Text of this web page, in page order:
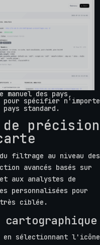
des pays,
pour spécifier n'importe
standard.
précision
filtrage au niveau des
avancés basés sur
aux analystes de
personnalisées pour
très ciblée.
en sélectionnant l'icône